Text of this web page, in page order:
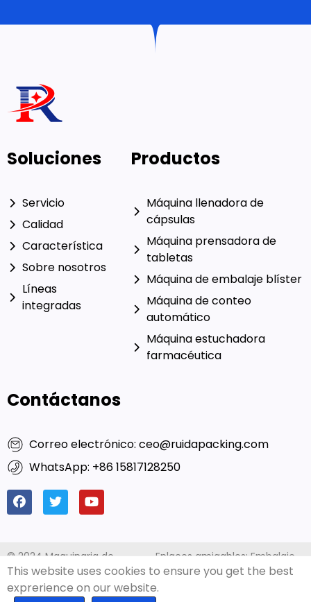
Soluciones
Servicio
Calidad
Característica
Sobre nosotros
Líneas
integradas
Productos
Máquina llenadora de
cápsulas
Máquina prensadora de
tabletas
Máquina de embalaje blíster
Máquina de conteo
automático
Máquina estuchadora
farmacéutica
Contáctanos
Correo electrónico: ceo@ruidapacking.com
WhatsApp: +86 15817128250
© 2024 Maquinaria de
embalaje Ruida Co., Limitado.
Todos los derechos
Enlaces amigables: Embalaje
rico|Fabricantes de
máquinas de llenado de
This website uses cookies to ensure you get the best
exprerience on our website.